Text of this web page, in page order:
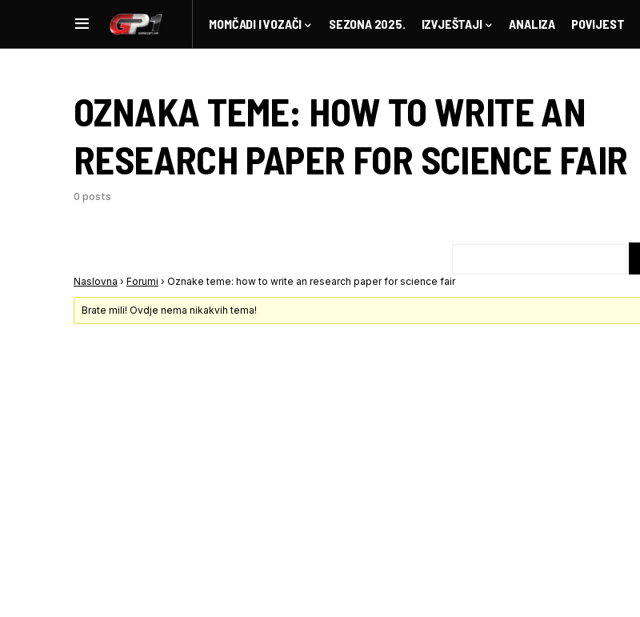
MOMČADI I VOZAČI SEZONA 2025. IZVJEŠTAJI ANALIZA POVIJEST
OZNAKA TEME: HOW TO WRITE AN
RESEARCH PAPER FOR SCIENCE FAIR
0 posts
Naslovna › Forumi › Oznake teme: how to write an research paper for science fair
Brate mili! Ovdje nema nikakvih tema!